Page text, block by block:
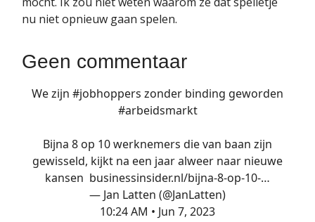
nu niet opnieuw gaan spelen.
Geen commentaar
We zijn #jobhoppers zonder binding geworden
#arbeidsmarkt
Bijna 8 op 10 werknemers die van baan zijn
gewisseld, kijkt na een jaar alweer naar nieuwe
kansen businessinsider.nl/bijna-8-op-10-…
— Jan Latten (@JanLatten)
10:24 AM • Jun 7, 2023